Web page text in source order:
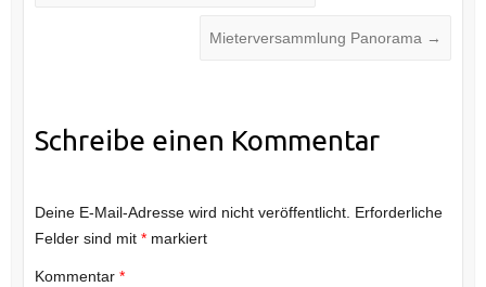
Mieterversammlung Panorama →
Schreibe einen Kommentar
Deine E-Mail-Adresse wird nicht veröffentlicht. Erforderliche
Felder sind mit *markiert
Kommentar *